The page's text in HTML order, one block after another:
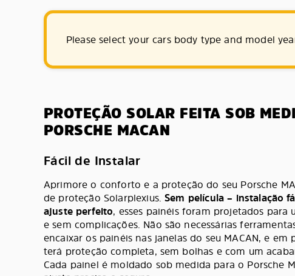
Please select your cars body type and model
PROTEÇÃO SOLAR FEITA SOB
PORSCHE MACAN
Fácil de Instalar
Aprimore o conforto e a proteção do seu Porsche
de proteção Solarplexius.Sem película – instalação
ajuste perfeito, esses painéis foram projetados para
e sem complicações. Não são necessárias
encaixar os painéis nas janelas do seu MACAN, e em
terá proteção completa, sem bolhas e com um
Cada painel é moldado sob medida para o Porsche